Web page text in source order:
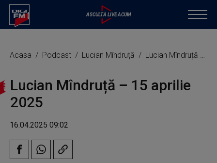
Acasa Podcast Lucian Mîndruță Lucian Mîndruță – 15 aprilie 2025
Lucian Mîndruță – 15 aprilie
2025
16.04.2025 09:02